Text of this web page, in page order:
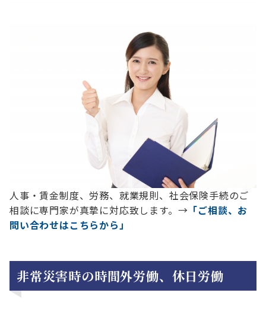
人事・賃金制度、労務、就業規則、社会保険手続のご
相談に専門家が真摯に対応致します。→ 「ご相談、お
問い合わせはこちらから」
非常災害時の時間外労働、休日労働